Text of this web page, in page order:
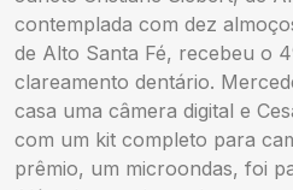
contemplada com dez
de Alto Santa Fé, recebeu o
clareamento dentário.
casa uma câmera digital e
com um kit completo para
prêmio, um microondas, foi